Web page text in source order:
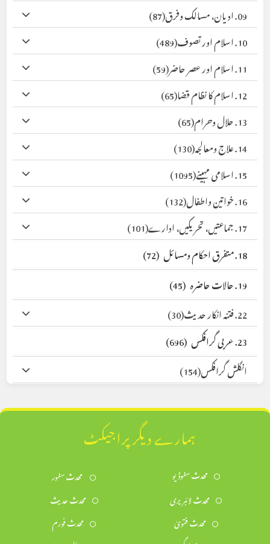
09. ادیان، مسالک وفرق
(87)
10. اسلام اور تصوف
(489)
11. اسلام اور عصر حاضر
(59)
12. اسلام کا نظام قضا
(65)
13. حلال وحرام
(65)
14. علاج ومعالجہ
(130)
15. اسلامی مہینے
(1095)
16. خواتین واطفال
(132)
17. جماعتیں، تحریکیں، ادارے
(101)
18. متفرق احکام ومسائل
(72)
19. حالات حاضرہ
(45)
22. فتنہ انکار حدیث
(30)
23. عربی گرافکس
(696)
انگلش گرافکس(154)
ہمارے دیگر پراجیکٹ
محدث سٹوڈیو
محدث سٹور
محدث لائبریری
محدث حدیث
محدث فتویٰ
محدث فورم